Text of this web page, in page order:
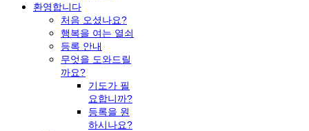
환영합니다
처음 오셨나요?
행복을 여는 열쇠
등록 안내
무엇을 도와드릴
까요?
기도가 필
요합니까?
등록을 원
하시나요?